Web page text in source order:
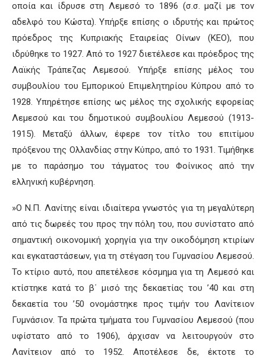
οποία και ίδρυσε στη Λεμεσό το 1896 (σ.σ. μαζί με τον
αδελφό του Κώστα). Υπήρξε επίσης ο ιδρυτής και πρώτος
πρόεδρος της Κυπριακής Εταιρείας Οίνων (ΚΕΟ), που
ιδρύθηκε το 1927. Από το 1927 διετέλεσε και πρόεδρος της
Λαϊκής Τράπεζας Λεμεσού. Υπήρξε επίσης μέλος του
συμβουλίου του Εμπορικού Επιμελητηρίου Κύπρου από το
1928. Υπηρέτησε επίσης ως μέλος της σχολικής εφορείας
Λεμεσού και του δημοτικού συμβουλίου Λεμεσού (1913-
1915). Μεταξύ άλλων, έφερε τον τίτλο του επιτίμου
πρόξενου της Ολλανδίας στην Κύπρο, από το 1931. Τιμήθηκε
με το παράσημο του τάγματος του Φοίνικος από την
ελληνική κυβέρνηση.
»Ο Ν.Π. Λανίτης είναι ιδιαίτερα γνωστός για τη μεγαλύτερη
από τις δωρεές του προς την πόλη του, που συνίστατο από
σημαντική οικονομική χορηγία για την οικοδόμηση κτιρίων
και εγκαταστάσεων, για τη στέγαση του Γυμνασίου Λεμεσού.
Το κτίριο αυτό, που απετέλεσε κόσμημα για τη Λεμεσό και
κτίστηκε κατά το β΄ μισό της δεκαετίας του ’40 και στη
δεκαετία του ’50 ονομάστηκε προς τιμήν του Λανίτειον
Γυμνάσιον. Τα πρώτα τμήματα του Γυμνασίου Λεμεσού (που
υφίστατο από το 1906), άρχισαν να λειτουργούν στο
Λανίτειον από το 1952. Αποτέλεσε δε, έκτοτε το